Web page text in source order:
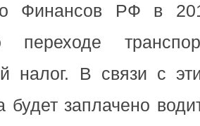
Финансов РФ в
переходе
налог. В связи с
будет заплачено